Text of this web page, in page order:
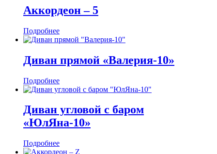
Аккордеон ‒ 5
Подробнее
Диван прямой «Валерия-10»
Подробнее
Диван угловой с баром
«ЮлЯна-10»
Подробнее